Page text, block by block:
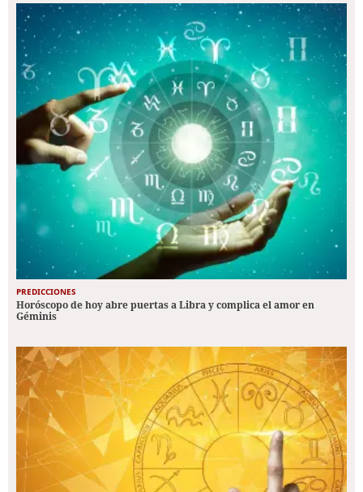
PREDICCIONES
Horóscopo de hoy abre puertas a Libra y complica el amor en
Géminis